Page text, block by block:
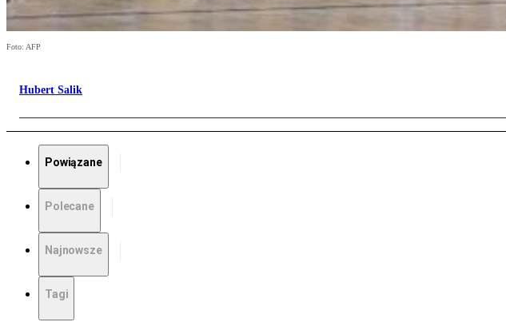
Foto: AFP
Hubert Salik
Powiązane
Polecane
Najnowsze
Tagi